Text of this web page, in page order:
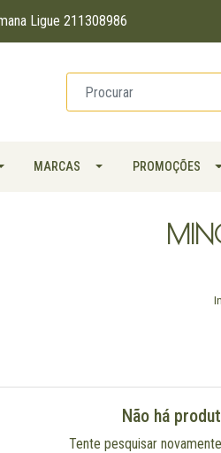
Ligue 211308986
MARCAS PROMOÇÕES
Não há
Tente pesquisar